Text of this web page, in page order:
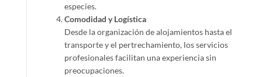
especies.
Comodidad y Logística
Desde la organización de alojamientos hasta el
transporte y el pertrechamiento, los servicios
profesionales facilitan una experiencia sin
preocupaciones.